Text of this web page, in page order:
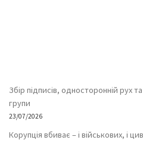
Збір підписів, односторонній рух та
групи
23/07/2026
Корупція вбиває – і військових, і